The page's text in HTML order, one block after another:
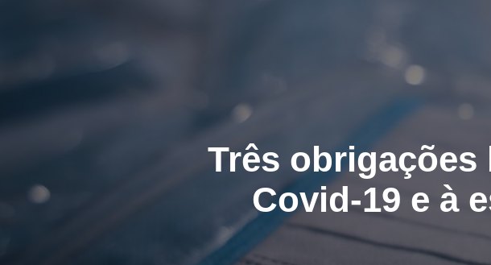
Três
Covid-19 e à